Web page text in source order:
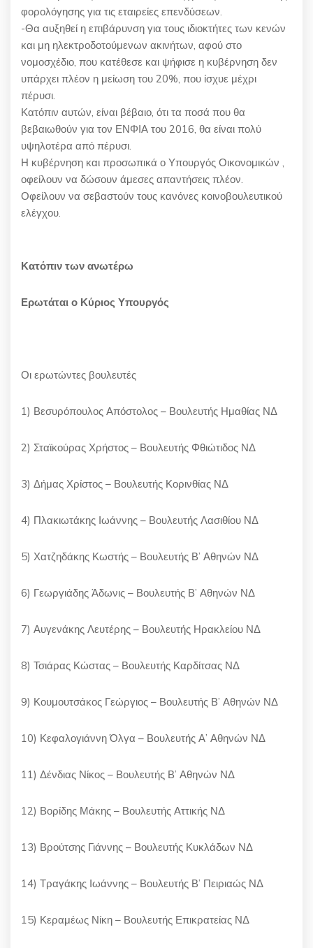
φορολόγησης για τις εταιρείες επενδύσεων.
-Θα αυξηθεί η επιβάρυνση για τους ιδιοκτήτες των κενών
και μη ηλεκτροδοτούμενων ακινήτων, αφού στο
νομοσχέδιο, που κατέθεσε και ψήφισε η κυβέρνηση δεν
υπάρχει πλέον η μείωση του 20%, που ίσχυε μέχρι
πέρυσι.
Κατόπιν αυτών, είναι βέβαιο, ότι τα ποσά που θα
βεβαιωθούν για τον ΕΝΦΙΑ του 2016, θα είναι πολύ
υψηλοτέρα από πέρυσι.
Η κυβέρνηση και προσωπικά ο Υπουργός Οικονομικών ,
οφείλουν να δώσουν άμεσες απαντήσεις πλέον.
Οφείλουν να σεβαστούν τους κανόνες κοινοβουλευτικού
ελέγχου.
Κατόπιν των ανωτέρω
Ερωτάται ο Κύριος Υπουργός
Οι ερωτώντες βουλευτές
1) Βεσυρόπουλος Απόστολος – Βουλευτής Ημαθίας ΝΔ
2) Σταϊκούρας Χρήστος – Βουλευτής Φθιώτιδος ΝΔ
3) Δήμας Χρίστος – Βουλευτής Κορινθίας ΝΔ
4) Πλακιωτάκης Ιωάννης – Βουλευτής Λασιθίου ΝΔ
5) Χατζηδάκης Κωστής – Βουλευτής Β’ Αθηνών ΝΔ
6) Γεωργιάδης Άδωνις – Βουλευτής Β’ Αθηνών ΝΔ
7) Αυγενάκης Λευτέρης – Βουλευτής Ηρακλείου ΝΔ
8) Τσιάρας Κώστας – Βουλευτής Καρδίτσας ΝΔ
9) Κουμουτσάκος Γεώργιος – Βουλευτής Β’ Αθηνών ΝΔ
10) Κεφαλογιάννη Όλγα – Βουλευτής Α’ Αθηνών ΝΔ
11) Δένδιας Νίκος – Βουλευτής Β’ Αθηνών ΝΔ
12) Βορίδης Μάκης – Βουλευτής Αττικής ΝΔ
13) Βρούτσης Γιάννης – Βουλευτής Κυκλάδων ΝΔ
14) Τραγάκης Ιωάννης – Βουλευτής Β’ Πειριαώς ΝΔ
15) Κεραμέως Νίκη – Βουλευτής Επικρατείας ΝΔ